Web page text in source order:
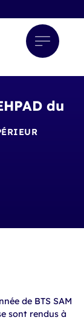
du
de BTS SAM
sont rendus à